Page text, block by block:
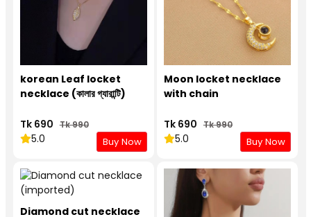
korean Leaf locket
necklace (কালার গ্যারান্টি)
Tk 690 Tk 990
5.0 Buy Now
Moon locket necklace
with chain
Tk 690 Tk 990
5.0 Buy Now
Diamond cut necklace